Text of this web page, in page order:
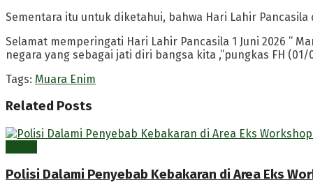
Sementara itu untuk diketahui, bahwa Hari Lahir
Selamat memperingati Hari Lahir Pancasila 1 Juni 2026
negara yang sebagai jati diri bangsa kita ,”pungkas FH
Tags: Muara Enim
Related Posts
Polisi Dalami Penyebab Kebakaran di Area Eks